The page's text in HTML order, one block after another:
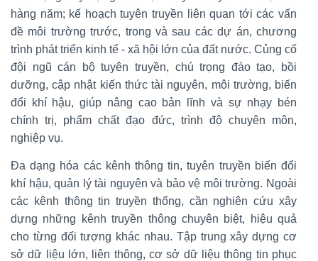
hàng năm; kế hoạch tuyên truyền liên quan tới các vấn
đề môi trường trước, trong và sau các dự án, chương
trình phát triển kinh tế - xã hội lớn của đất nước. Củng cố
đội ngũ cán bộ tuyên truyền, chú trọng đào tạo, bồi
dưỡng, cập nhật kiến thức tài nguyên, môi trường, biến
đổi khí hậu, giúp nâng cao bản lĩnh và sự nhạy bén
chính trị, phẩm chất đạo đức, trình độ chuyên môn,
nghiệp vụ.
Đa dạng hóa các kênh thông tin, tuyên truyền biến đổi
khí hậu, quản lý tài nguyên và bảo vệ môi trường. Ngoài
các kênh thông tin truyền thống, cần nghiên cứu xây
dựng những kênh truyền thông chuyên biệt, hiệu quả
cho từng đối tượng khác nhau. Tập trung xây dựng cơ
sở dữ liệu lớn, liên thông, cơ sở dữ liệu thông tin phục